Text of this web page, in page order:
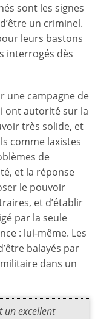
sont les signes
un criminel.
leurs bastons
interrogés dès
une campagne de
ont autorité sur la
très solide, et
comme laxistes
de
et la réponse
le pouvoir
et d’établir
par la seule
: lui-même. Les
balayés par
dans un
un excellent